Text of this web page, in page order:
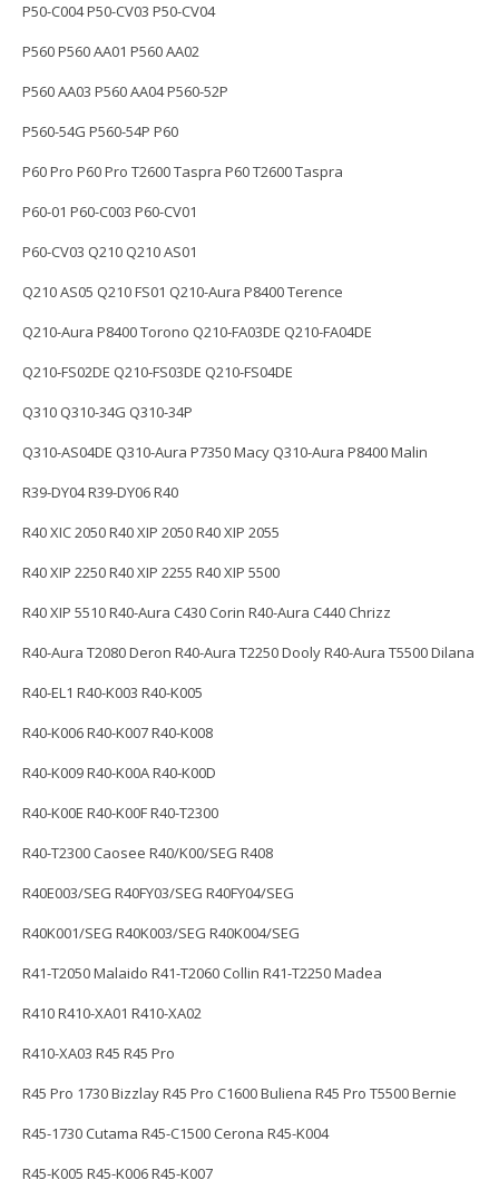
P50-C004 P50-CV03 P50-CV04
P560 P560 AA01 P560 AA02
P560 AA03 P560 AA04 P560-52P
P560-54G P560-54P P60
P60 Pro P60 Pro T2600 Taspra P60 T2600 Taspra
P60-01 P60-C003 P60-CV01
P60-CV03 Q210 Q210 AS01
Q210 AS05 Q210 FS01 Q210-Aura P8400 Terence
Q210-Aura P8400 Torono Q210-FA03DE Q210-FA04DE
Q210-FS02DE Q210-FS03DE Q210-FS04DE
Q310 Q310-34G Q310-34P
Q310-AS04DE Q310-Aura P7350 Macy Q310-Aura P8400 Malin
R39-DY04 R39-DY06 R40
R40 XIC 2050 R40 XIP 2050 R40 XIP 2055
R40 XIP 2250 R40 XIP 2255 R40 XIP 5500
R40 XIP 5510 R40-Aura C430 Corin R40-Aura C440 Chrizz
R40-Aura T2080 Deron R40-Aura T2250 Dooly R40-Aura T5500 Dilana
R40-EL1 R40-K003 R40-K005
R40-K006 R40-K007 R40-K008
R40-K009 R40-K00A R40-K00D
R40-K00E R40-K00F R40-T2300
R40-T2300 Caosee R40/K00/SEG R408
R40E003/SEG R40FY03/SEG R40FY04/SEG
R40K001/SEG R40K003/SEG R40K004/SEG
R41-T2050 Malaido R41-T2060 Collin R41-T2250 Madea
R410 R410-XA01 R410-XA02
R410-XA03 R45 R45 Pro
R45 Pro 1730 Bizzlay R45 Pro C1600 Buliena R45 Pro T5500 Bernie
R45-1730 Cutama R45-C1500 Cerona R45-K004
R45-K005 R45-K006 R45-K007